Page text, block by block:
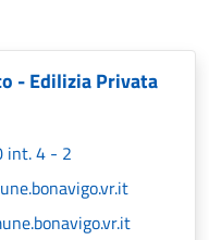
- Edilizia Privata
int. 4 - 2